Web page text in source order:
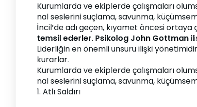
Kurumlarda ve ekiplerde çalışmaları
nal seslerini suçlama, savunma,
İncil’de adı geçen, kıyamet öncesi
temsil ederler. Psikolog John Gottman
Liderliğin en önemli unsuru ilişki
kurarlar.
Kurumlarda ve ekiplerde çalışmaları
nal seslerini suçlama, savunma,
1. Atlı Saldırı